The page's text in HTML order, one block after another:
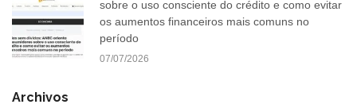
sobre o uso consciente do crédito e como evitar
os aumentos financeiros mais comuns no
período
07/07/2026
Archivos